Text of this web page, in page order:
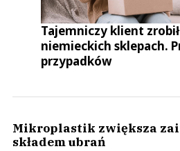
Tajemniczy klient
niemieckich sklepach.
przypadków
Mikroplastik zwiększa
składem ubrań